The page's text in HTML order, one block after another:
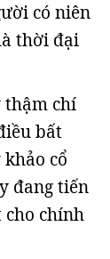
có niên
thời đại
thậm chí
bất
cổ
đang tiến
cho chính